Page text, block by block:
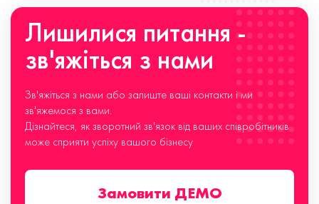
Лишилися питання -
зв'яжіться з нами
Зв'яжіться з нами або залиште ваші контакти і ми
зв'яжемося з вами.
Дізнайтеся, як зворотний зв'язок від ваших співробітників
може сприяти успіху вашого бізнесу
Замовити ДЕМО